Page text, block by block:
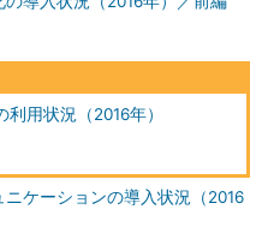
用状況（2016年）
ケーションの導入状況（2016